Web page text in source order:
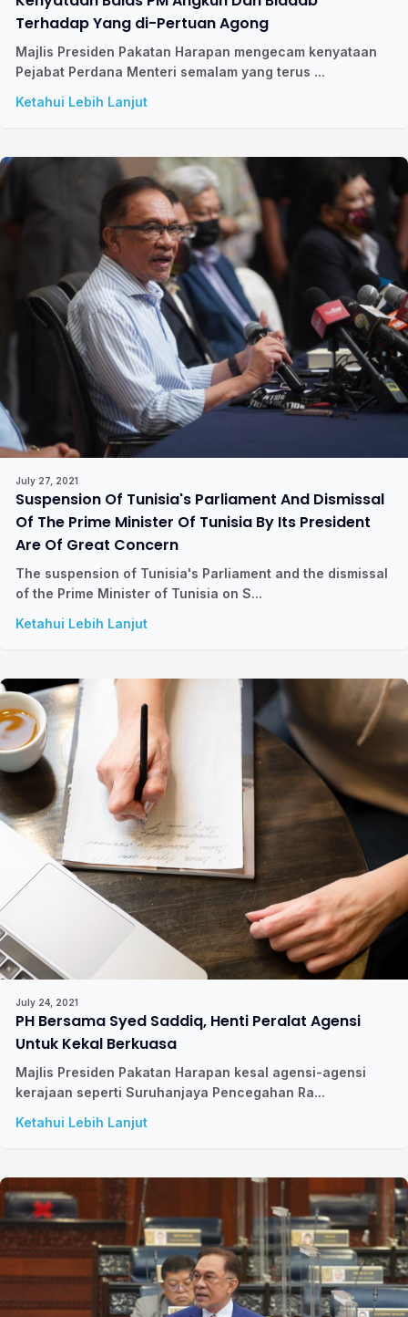
Terhadap Yang di-Pertuan Agong
Majlis Presiden Pakatan Harapan mengecam kenyataan
Pejabat Perdana Menteri semalam yang terus ...
Ketahui Lebih Lanjut
July 27, 2021
Suspension Of Tunisia's Parliament And Dismissal
Of The Prime Minister Of Tunisia By Its President
Are Of Great Concern
The suspension of Tunisia's Parliament and the dismissal
of the Prime Minister of Tunisia on S...
Ketahui Lebih Lanjut
July 24, 2021
PH Bersama Syed Saddiq, Henti Peralat Agensi
Untuk Kekal Berkuasa
Majlis Presiden Pakatan Harapan kesal agensi-agensi
kerajaan seperti Suruhanjaya Pencegahan Ra...
Ketahui Lebih Lanjut